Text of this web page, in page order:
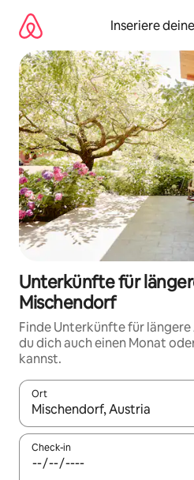
Inhalten
springen
Inseriere
Unterkünfte für
Mischendorf
Finde Unterkünfte für
du dich auch einen Monat
kannst.
Ort
Wenn Ergebnisse verfügbar
Check-in